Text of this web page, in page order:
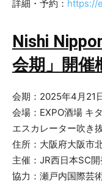
詳細・予約： https://
Nishi
会期」開催
会期：2025年4月21
会場：EXPO酒場 キ
エスカレーター吹き抜
住所：大阪府大阪市
主催：JR西日本SC
協力：瀬戸内国際芸